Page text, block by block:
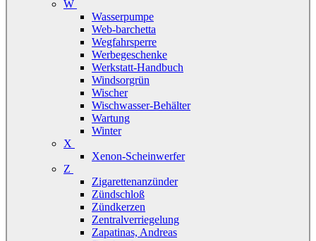
W
Wasserpumpe
Web-barchetta
Wegfahrsperre
Werbegeschenke
Werkstatt-Handbuch
Windsorgrün
Wischer
Wischwasser-Behälter
Wartung
Winter
X
Xenon-Scheinwerfer
Z
Zigarettenanzünder
Zündschloß
Zündkerzen
Zentralverriegelung
Zapatinas, Andreas